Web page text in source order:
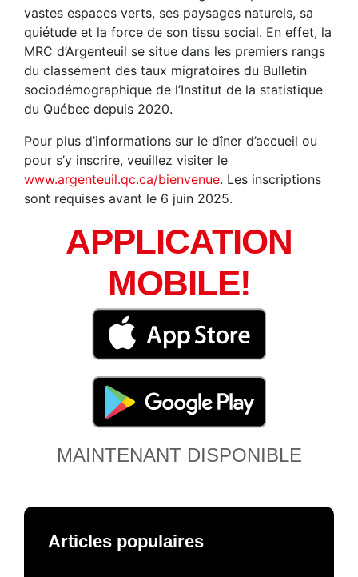
vastes espaces verts, ses paysages naturels, sa
quiétude et la force de son tissu social. En effet, la
MRC d’Argenteuil se situe dans les premiers rangs
du classement des taux migratoires du Bulletin
sociodémographique de l’Institut de la statistique
du Québec depuis 2020.
Pour plus d’informations sur le dîner d’accueil ou
pour s’y inscrire, veuillez visiter le
www.argenteuil.qc.ca/bienvenue. Les inscriptions
sont requises avant le 6 juin 2025.
APPLICATION
MOBILE!
MAINTENANT DISPONIBLE
Articles populaires